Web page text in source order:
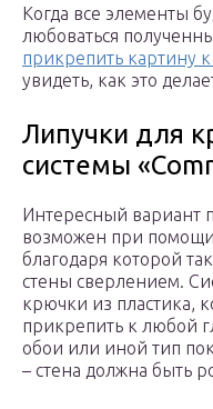
Когда все элементы
любоваться
прикрепить картину к
увидеть, как это
Липучки для
системы
Интересный вариант
возможен при помощи
благодаря которой
стены сверлением.
крючки из пластика,
прикрепить к любой
обои или иной тип
– стена должна быть